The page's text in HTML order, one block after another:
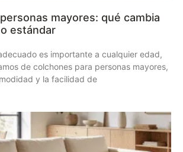
mayores: qué cambia
estándar
es importante a cualquier edad,
de colchones para personas mayores,
y la facilidad de